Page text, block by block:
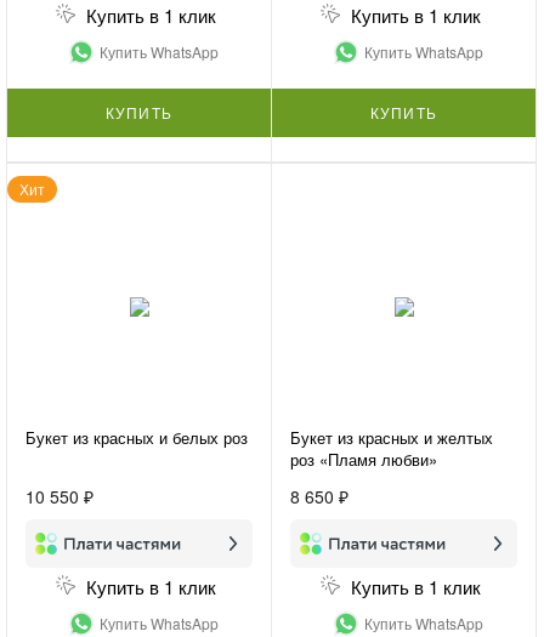
Купить в 1 клик
Купить WhatsApp
КУПИТЬ
Купить в 1 клик
Купить WhatsApp
КУПИТЬ
Хит
Букет из красных и белых роз
10 550 ₽
Купить в 1 клик
Купить WhatsApp
Букет из красных и желтых
роз «Пламя любви»
8 650 ₽
Купить в 1 клик
Купить WhatsApp